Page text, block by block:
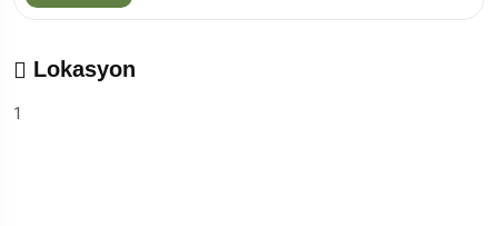
Lokasyon
1